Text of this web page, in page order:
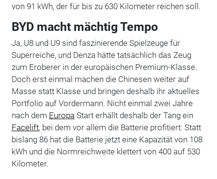
von 91 kWh, der für bis zu 630 Kilometer reichen soll.
BYD macht mächtig Tempo
Ja, U8 und U9 sind faszinierende Spielzeuge für
Superreiche, und Denza hätte tatsächlich das Zeug
zum Eroberer in der europäischen Premium-Klasse.
Doch erst einmal machen die Chinesen weiter auf
Masse statt Klasse und bringen deshalb ihr aktuelles
Portfolio auf Vordermann. Nicht einmal zwei Jahre
nach dem Europa Start erhällt deshalb der Tang ein
Facelift, bei dem vor allem die Batterie profitiert: Statt
bislang 86 hat die Batterie jetzt eine Kapazität von 108
kWh und die Normreichweite klettert von 400 auf 530
Kilometer.